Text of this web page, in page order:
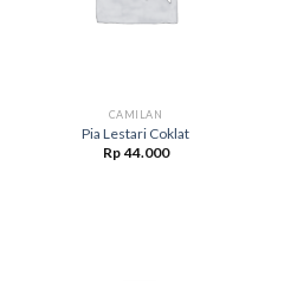
CAMILAN
Pia Lestari Coklat
Rp 44.000